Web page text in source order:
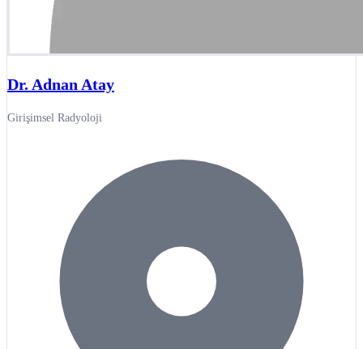
Dr. Adnan Atay
Girişimsel Radyoloji